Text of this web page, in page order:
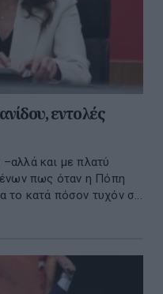
εντολές
και με πλατύ
πως όταν η Πόπη
το κατά πόσον τυχόν σ...